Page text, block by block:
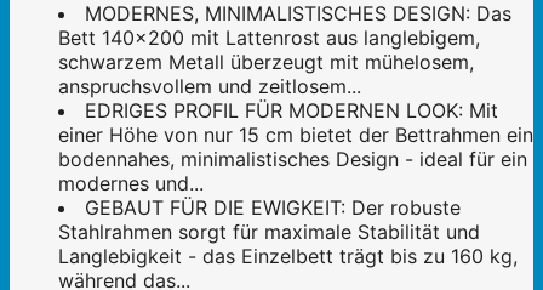
MODERNES, MINIMALISTISCHES DESIGN: Das
Bett 140x200 mit Lattenrost aus langlebigem,
schwarzem Metall überzeugt mit mühelosem,
anspruchsvollem und zeitlosem...
EDRIGES PROFIL FÜR MODERNEN LOOK: Mit
einer Höhe von nur 15 cm bietet der Bettrahmen ein
bodennahes, minimalistisches Design - ideal für ein
modernes und...
GEBAUT FÜR DIE EWIGKEIT: Der robuste
Stahlrahmen sorgt für maximale Stabilität und
Langlebigkeit - das Einzelbett trägt bis zu 160 kg,
während das...